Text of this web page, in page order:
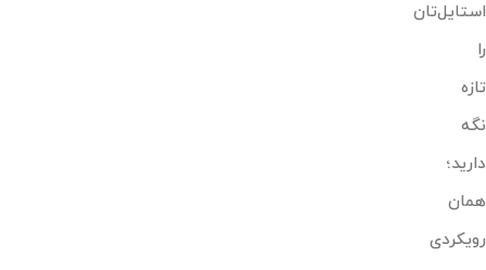
استایل‌تان
را
تازه
نگه
دارید؛
همان
رویکردی